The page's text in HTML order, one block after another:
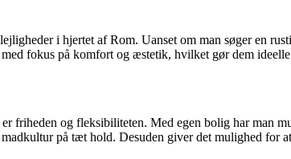
i hjertet af Rom. Uanset om man søger en
fokus på komfort og æstetik, hvilket gør dem
friheden og fleksibiliteten. Med egen bolig har man
på tæt hold. Desuden giver det mulighed for